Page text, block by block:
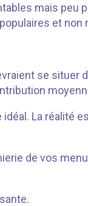
mais peu
et non
se situer
idéal. La réalité
de vos